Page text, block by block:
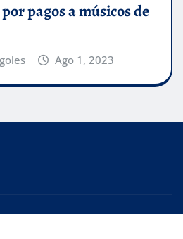
pagos a músicos de
Ago 1, 2023